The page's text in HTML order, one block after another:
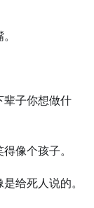
辈子你想做什
像个孩子。
给死人说的。